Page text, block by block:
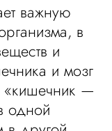
важную
в
и
и мозг
«кишечник —
одной